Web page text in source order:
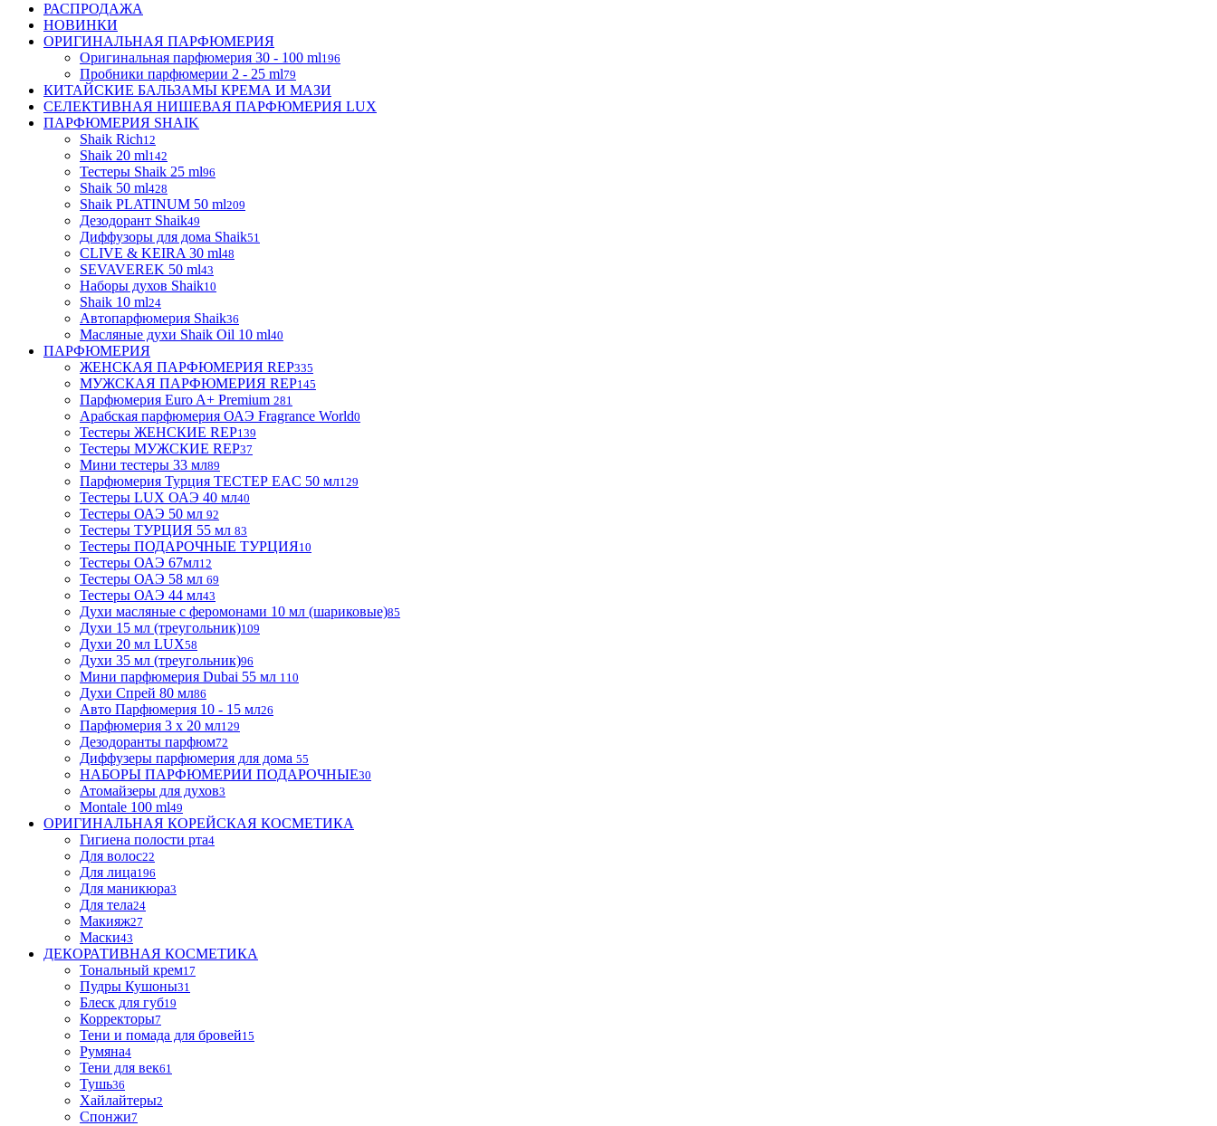
РАСПРОДАЖА
НОВИНКИ
ОРИГИНАЛЬНАЯ ПАРФЮМЕРИЯ
Оригинальная парфюмерия 30 - 100 ml196
Пробники парфюмерии 2 - 25 ml79
КИТАЙСКИЕ БАЛЬЗАМЫ КРЕМА И МАЗИ
СЕЛЕКТИВНАЯ НИШЕВАЯ ПАРФЮМЕРИЯ LUX
ПАРФЮМЕРИЯ SHAIK
Shaik Rich12
Shaik 20 ml142
Тестеры Shaik 25 ml96
Shaik 50 ml428
Shaik PLATINUM 50 ml209
Дезодорант Shaik49
Диффузоры для дома Shaik51
CLIVE & KEIRA 30 ml48
SEVAVEREK 50 ml43
Наборы духов Shaik10
Shaik 10 ml24
Автопарфюмерия Shaik36
Масляные духи Shaik Oil 10 ml40
ПАРФЮМЕРИЯ
ЖЕНСКАЯ ПАРФЮМЕРИЯ REP335
МУЖСКАЯ ПАРФЮМЕРИЯ REP145
Парфюмерия Euro A+ Premium 281
Арабская парфюмерия ОАЭ Fragrance World0
Тестеры ЖЕНСКИЕ REP139
Тестеры МУЖСКИЕ REP37
Мини тестеры 33 мл89
Парфюмерия Турция ТЕСТЕР EAC 50 мл129
Тестеры LUX ОАЭ 40 мл40
Тестеры ОАЭ 50 мл 92
Тестеры ТУРЦИЯ 55 мл 83
Тестеры ПОДАРОЧНЫЕ ТУРЦИЯ10
Тестеры ОАЭ 67мл12
Тестеры ОАЭ 58 мл 69
Тестеры ОАЭ 44 мл43
Духи масляные с феромонами 10 мл (шариковые)85
Духи 15 мл (треугольник)109
Духи 20 мл LUX58
Духи 35 мл (треугольник)96
Мини парфюмерия Dubai 55 мл 110
Духи Спрей 80 мл86
Авто Парфюмерия 10 - 15 мл26
Парфюмерия 3 х 20 мл129
Дезодоранты парфюм72
Диффузеры парфюмерия для дома 55
НАБОРЫ ПАРФЮМЕРИИ ПОДАРОЧНЫЕ30
Атомайзеры для духов3
Montale 100 ml49
ОРИГИНАЛЬНАЯ КОРЕЙСКАЯ КОСМЕТИКА
Гигиена полости рта4
Для волос22
Для лица196
Для маникюра3
Для тела24
Макияж27
Маски43
ДЕКОРАТИВНАЯ КОСМЕТИКА
Тональный крем17
Пудры Кушоны31
Блеск для губ19
Корректоры7
Тени и помада для бровей15
Румяна4
Тени для век61
Тушь36
Хайлайтеры2
Спонжи7